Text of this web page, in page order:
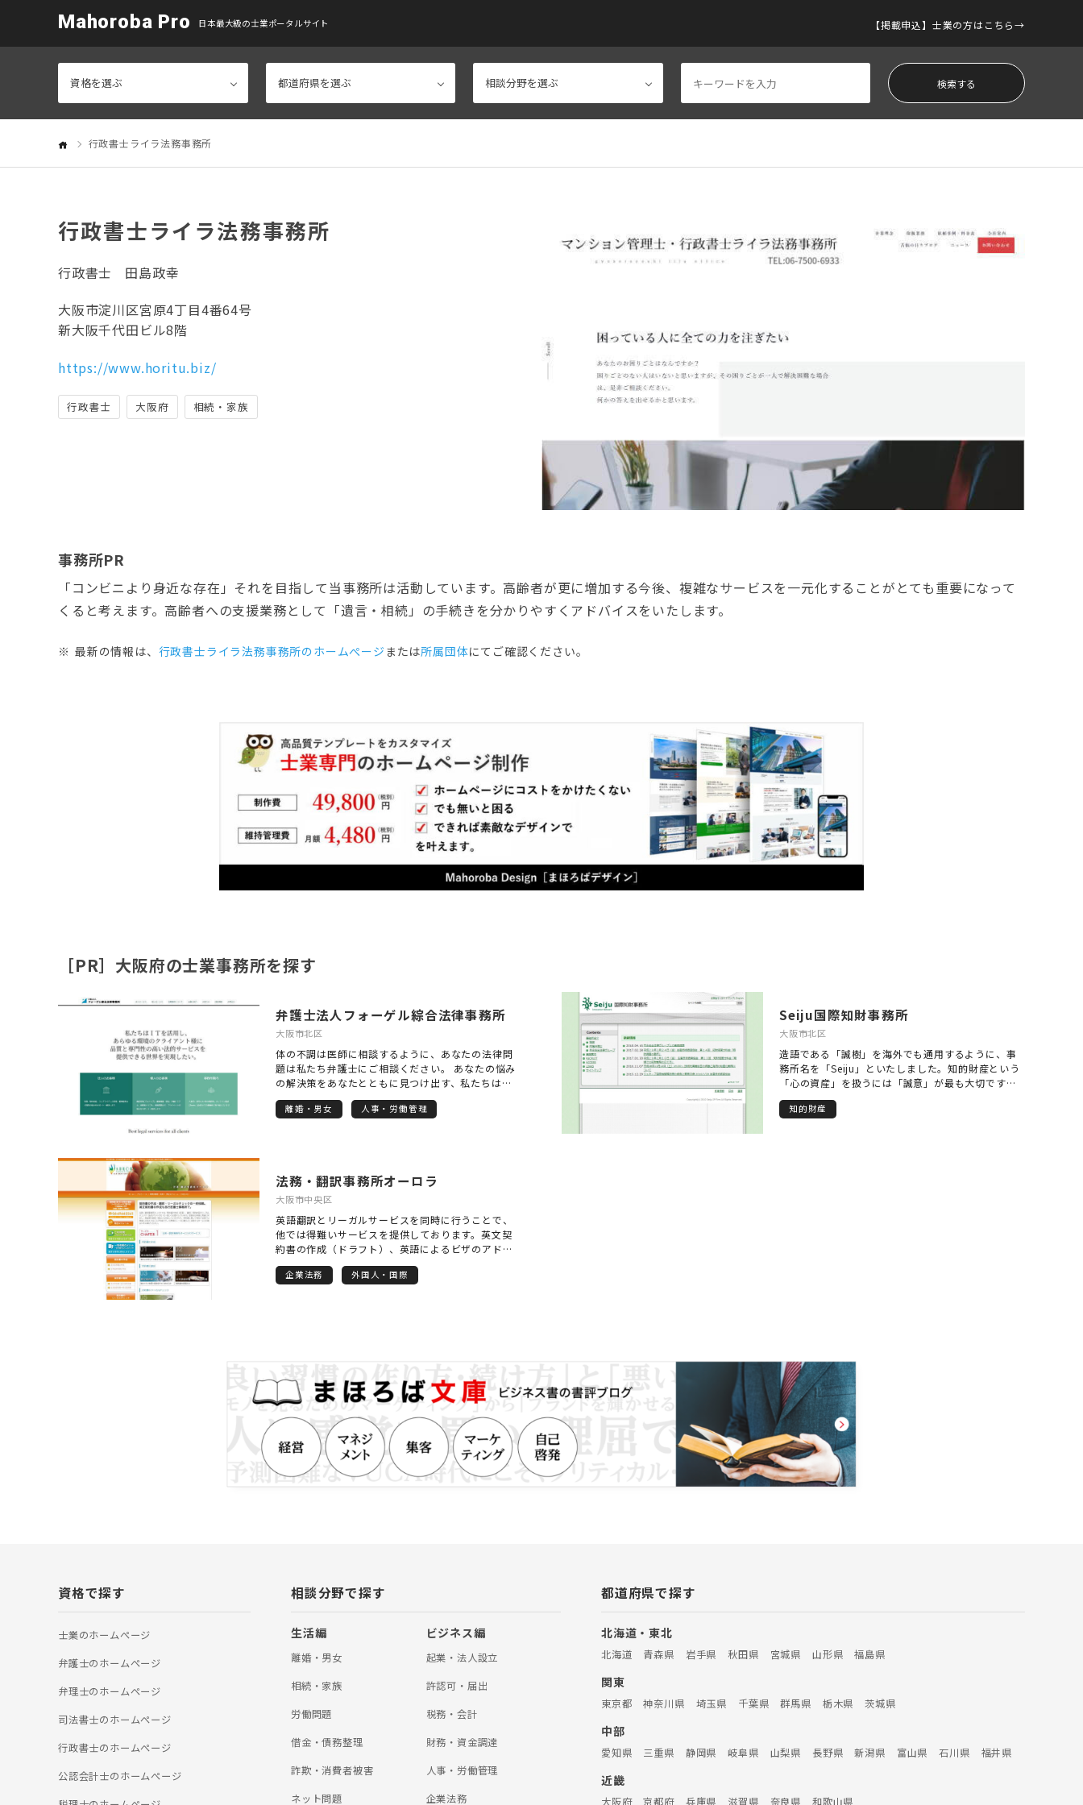
Mahoroba Pro 日本最大級の士業ポータルサイト 【掲載申込】士業の方はこちら
行政書士ライラ法務事務所
行政書士ライラ法務事務所
行政書士
田島政幸
大阪市淀川区宮原4丁目4番64号
新大阪千代田ビル8階
https://www.horitu.biz/
行政書士 大阪府 相続・家族
事務所PR
「コンビニより身近な存在」それを目指して当事務所は活動しています。高齢者が更に増加する今後、複雑なサービスを一元化することがとても重要になって
くると考えます。高齢者への支援業務として「遺言・相続」の手続きを分かりやすくアドバイスをいたします。
最新の情報は、 行政書士ライラ法務事務所のホームぺージ または所属団体にてご確認ください。
［PR］大阪府の士業事務所を探す
弁護士法人フォーゲル綜合法律事務所
大阪市北区
体の不調は医師に相談するように、あなたの法律問
題は私たち弁護士にご相談ください。 あなたの悩み
の解決策をあなたとともに見つけ出す、私たちはそ
んな弁護士です。 ○コンセプト1 「早期対応・早期
対策」 ご相談を受けた時点で、とりうるベストの対
解決に導いている一方で、損害保険会社と提携して
交通事故事案を数多く取り扱っている経験から、交
通事故事案実務に自信があります。 また、労働事件
についても多くの経験を有し、強みを有しておりま
す。 さらに、刑事事件についても多くの事例を取り
扱っています。 ご相談者様の幅広いお悩み事を法的
に整理し、解決することが私たちの目的です。 ○コ
ンセプト3 「先読みした戦略」 多くの法律問題
離婚・男女 人事・労働管理
Seiju国際知財事務所
大阪市北区
造語である「誠樹」を海外でも通用するように、事
務所名を「Seiju」といたしました。知的財産という
「心の資産」を扱うには「誠意」が最も大切です。
クライアント様の業績が「樹木」のように自然に伸
び、社会が発展することを祈念して、誠実に業務に
知的財産
法務・翻訳事務所オーロラ
大阪市中央区
英語翻訳とリーガルサービスを同時に行うことで、
他では得難いサービスを提供しております。英文契
約書の作成（ドラフト）、英語によるビザのアドバ
イスなどがその一例です。契約書の『翻訳』で培う
知識が『作成』に活かされ、『作成』で培う知識が
企業法務 外国人・国際
資格で探す
士業のホームぺージ
弁護士のホームぺージ
弁理士のホームぺージ
司法書士のホームぺージ
行政書士のホームぺージ
公認会計士のホームぺージ
相談分野で探す
生活編
離婚・男女
相続・家族
労働問題
借金・債務整理
詐欺・消費者被害
ネット問題
ビジネス編
起業・法人設立
許認可・届出
税務・会計
財務・資金調達
人事・労働管理
企業法務
都道府県で探す
北海道・東北
北海道 青森県 岩手県 秋田県 宮城県 山形県 福島県
関東
東京都 神奈川県 埼玉県 千葉県 群馬県 栃木県 茨城県
中部
愛知県 三重県 静岡県 岐阜県 山梨県 長野県 新潟県 富山県 石川県 福井県
近畿
大阪府 京都府 兵庫県 滋賀県 奈良県 和歌山県